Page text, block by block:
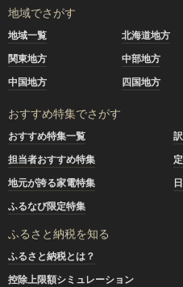
地域でさがす
地域一覧 北海道地方
関東地方
中部地方
中国地方
四国地方
おすすめ特集でさがす
おすすめ特集一覧
担当者おすすめ特集
地元が誇る家電特集
ふるなび限定特集
ふるさと納税を知る
ふるさと納税とは？
控除上限額シミュレーション